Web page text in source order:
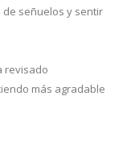
de señuelos y sentir
revisado
más agradable